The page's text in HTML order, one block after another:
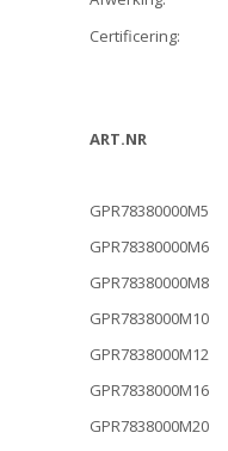
Certificering:
ART.NR
GPR78380000M5
GPR78380000M6
GPR78380000M8
GPR7838000M10
GPR7838000M12
GPR7838000M16
GPR7838000M20